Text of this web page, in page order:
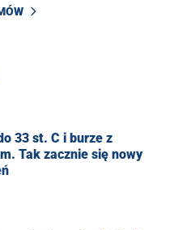
33 st. C i burze z
Tak zacznie się nowy